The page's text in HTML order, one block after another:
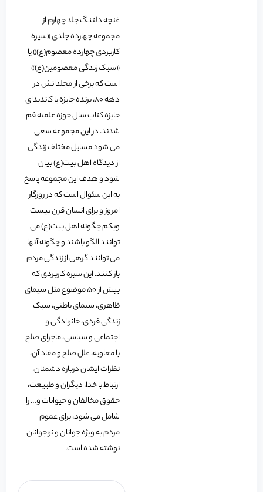
غنچه دلتنگ جلد چهارم از
مجموعه چهارده جلدی «سیره
کاربردی چهارده معصوم(ع)» یا
«سبک زندگی معصومین(ع)»
است که برخی از مجلداتش در
دهه 80، برنده جایزه یا کاندیدای
جایزه کتاب سال حوزه علمیه قم
شدند. در این مجموعه سعی
می شود مسایل مختلف زندگی
از دیدگاه اهل بیت(ع) بیان
شود و هدف این مجموعه پاسخ
به این سئوال است که در روزگار
امروز و برای انسان قرن بیست
ویکم چگونه اهل بیت(ع) می
توانند الگو باشند و چگونه آنها
می توانند گرهی از زندگی مردم
باز کنند. این سیره کاربردی که
بیش از 50 موضوع مثل سیمای
ظاهری، سیمای باطنی، سبک
زندگی فردی، خانوادگی و
اجتماعی و سیاسی، ماجرای صلح
با معاویه، علل صلح و مفاد آن،
نظرات ایشان درباره دشمنان،
ارتباط با خدا، دیگران و طبیعت،
حقوق مخالفان و حیوانات و… را
شامل می شود، برای عموم
مردم به ویژه جوانان و نوجوانان
نوشته شده است.